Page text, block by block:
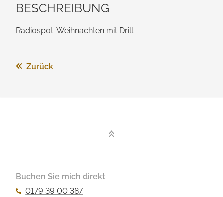
BESCHREIBUNG
Radiospot: Weihnachten mit Drill.
Zurück
Buchen Sie mich direkt
0179 39 00 387